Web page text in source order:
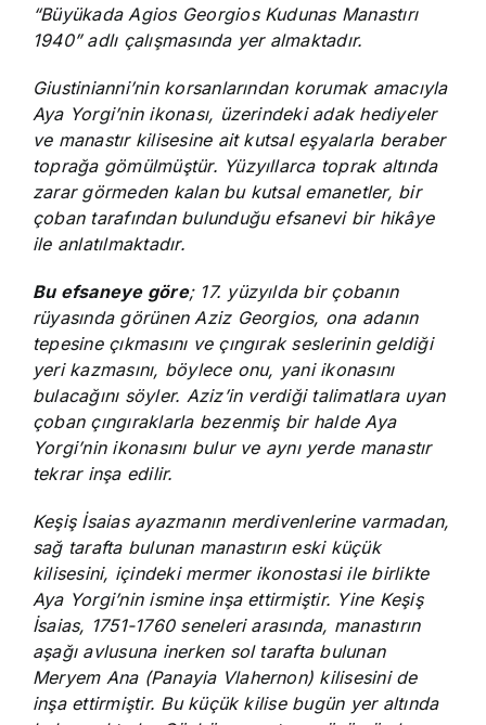
“Büyükada Agios Georgios Kudunas Manastırı
1940” adlı çalışmasında yer almaktadır.
Giustinianni’nin korsanlarından korumak amacıyla
Aya Yorgi’nin ikonası, üzerindeki adak hediyeler
ve manastır kilisesine ait kutsal eşyalarla beraber
toprağa gömülmüştür. Yüzyıllarca toprak altında
zarar görmeden kalan bu kutsal emanetler, bir
çoban tarafından bulunduğu efsanevi bir hikâye
ile anlatılmaktadır.
Bu efsaneye göre; 17. yüzyılda bir çobanın
rüyasında görünen Aziz Georgios, ona adanın
tepesine çıkmasını ve çıngırak seslerinin geldiği
yeri kazmasını, böylece onu, yani ikonasını
bulacağını söyler. Aziz’in verdiği talimatlara uyan
çoban çıngıraklarla bezenmiş bir halde Aya
Yorgi’nin ikonasını bulur ve aynı yerde manastır
tekrar inşa edilir.
Keşiş İsaias ayazmanın merdivenlerine varmadan,
sağ tarafta bulunan manastırın eski küçük
kilisesini, içindeki mermer ikonostasi ile birlikte
Aya Yorgi’nin ismine inşa ettirmiştir. Yine Keşiş
İsaias, 1751-1760 seneleri arasında, manastırın
aşağı avlusuna inerken sol tarafta bulunan
Meryem Ana (Panayia Vlahernon) kilisesini de
inşa ettirmiştir. Bu küçük kilise bugün yer altında